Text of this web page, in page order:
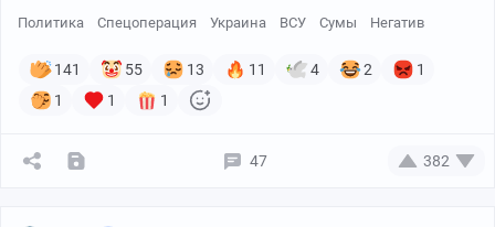
Политика Спецоперация Украина ВСУ Сумы Негатив
141 55 13 11 4 2
1
1
1 1
47 382